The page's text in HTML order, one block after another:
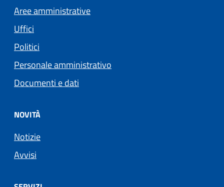
Aree amministrative
Uffici
Politici
Personale amministrativo
Documenti e dati
NOVITÀ
Notizie
Avvisi